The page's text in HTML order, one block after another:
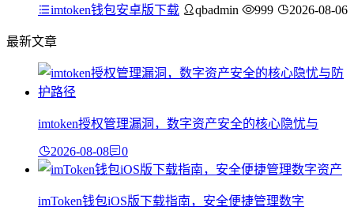
imtoken钱包安卓版下载 qbadmin 999 2026-08-06
最新文章
imtoken授权管理漏洞，数字资产安全的核心隐忧与
2026-08-08 0
imToken钱包iOS版下载指南，安全便捷管理数字